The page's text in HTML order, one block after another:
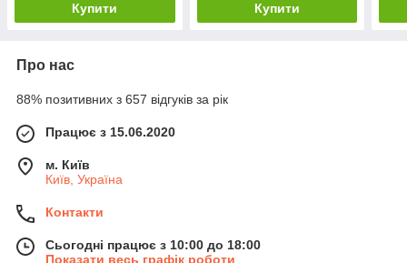
Купити Купити
Про нас
88% позитивних з 657 відгуків за рік
Працює з 15.06.2020
м. Київ
Київ, Україна
Контакти
Сьогодні працює з 10:00 до 18:00
Показати весь графік роботи